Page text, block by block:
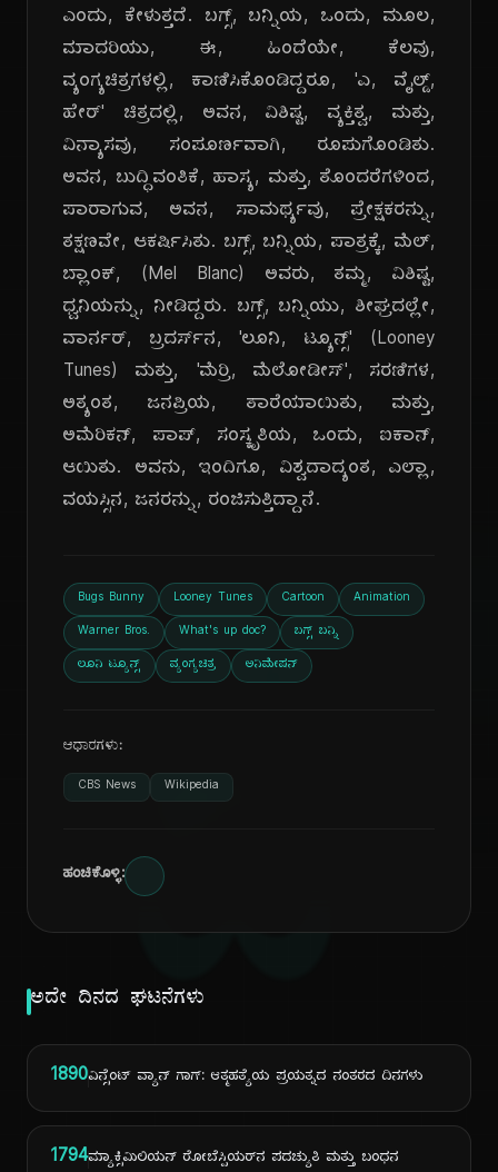
ದಿ
ಎಂದು, ಕೇಳುತ್ತದೆ. ಬಗ್ಸ್, ಬನ್ನಿಯ, ಒಂದು, ಮೂಲ,
ಮಾದರಿಯು, ಈ, ಹಿಂದೆಯೇ, ಕೆಲವು,
ವ್ಯಂಗ್ಯಚಿತ್ರಗಳಲ್ಲಿ, ಕಾಣಿಸಿಕೊಂಡಿದ್ದರೂ, 'ಎ, ವೈಲ್ಡ್,
ಹೇರ್' ಚಿತ್ರದಲ್ಲಿ, ಅವನ, ವಿಶಿಷ್ಟ, ವ್ಯಕ್ತಿತ್ವ, ಮತ್ತು,
ವಿನ್ಯಾಸವು, ಸಂಪೂರ್ಣವಾಗಿ, ರೂಪುಗೊಂಡಿತು.
ಅವನ, ಬುದ್ಧಿವಂತಿಕೆ, ಹಾಸ್ಯ, ಮತ್ತು, ತೊಂದರೆಗಳಿಂದ,
ಪಾರಾಗುವ, ಅವನ, ಸಾಮರ್ಥ್ಯವು, ಪ್ರೇಕ್ಷಕರನ್ನು,
ತಕ್ಷಣವೇ, ಆಕರ್ಷಿಸಿತು. ಬಗ್ಸ್, ಬನ್ನಿಯ, ಪಾತ್ರಕ್ಕೆ, ಮೆಲ್,
ಬ್ಲಾಂಕ್, (Mel Blanc) ಅವರು, ತಮ್ಮ, ವಿಶಿಷ್ಟ,
ಧ್ವನಿಯನ್ನು, ನೀಡಿದ್ದರು. ಬಗ್ಸ್, ಬನ್ನಿಯು, ಶೀಘ್ರದಲ್ಲೇ,
ವಾರ್ನರ್, ಬ್ರದರ್ಸ್‌ನ, 'ಲೂನಿ, ಟ್ಯೂನ್ಸ್' (Looney
Tunes) ಮತ್ತು, 'ಮೆರ್ರಿ, ಮೆಲೋಡೀಸ್', ಸರಣಿಗಳ,
ಅತ್ಯಂತ, ಜನಪ್ರಿಯ, ತಾರೆಯಾಯಿತು, ಮತ್ತು,
ಅಮೆರಿಕನ್, ಪಾಪ್, ಸಂಸ್ಕೃತಿಯ, ಒಂದು, ಐಕಾನ್,
ಆಯಿತು. ಅವನು, ಇಂದಿಗೂ, ವಿಶ್ವದಾದ್ಯಂತ, ಎಲ್ಲಾ,
ವಯಸ್ಸಿನ, ಜನರನ್ನು, ರಂಜಿಸುತ್ತಿದ್ದಾನೆ.
Bugs Bunny Looney Tunes Cartoon Animation
Warner Bros. What's up doc? ಬಗ್ಸ್ ಬನ್ನಿ
ಲೂನಿ ಟ್ಯೂನ್ಸ್ ವ್ಯಂಗ್ಯಚಿತ್ರ ಅನಿಮೇಷನ್
ಆಧಾರಗಳು:
CBS News Wikipedia
ಹಂಚಿಕೊಳ್ಳಿ:
ಅದೇ ದಿನದ ಘಟನೆಗಳು
1890ವಿನ್ಸೆಂಟ್ ವ್ಯಾನ್ ಗಾಗ್: ಆತ್ಮಹತ್ಯೆಯ ಪ್ರಯತ್ನದ ನಂತರದ ದಿನಗಳು
1794ಮ್ಯಾಕ್ಸಿಮಿಲಿಯನ್ ರೋಬೆಸ್ಪಿಯರ್‌ನ ಪದಚ್ಯುತಿ ಮತ್ತು ಬಂಧನ